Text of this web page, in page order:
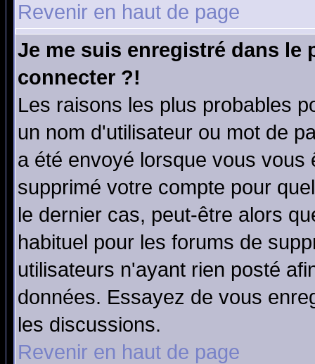
Revenir en haut de page
Je me suis enregistré dans le
connecter ?!
Les raisons les plus probables
un nom d'utilisateur ou mot de
a été envoyé lorsque vous
supprimé votre compte pour
le dernier cas, peut-être alors
habituel pour les forums de
utilisateurs n'ayant rien posté
données. Essayez de vous
les discussions.
Revenir en haut de page